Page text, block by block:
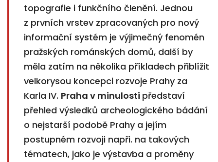
topografie i funkčního členění. Jednou
z prvních vrstev zpracovaných pro nový
informační systém je výjimečný fenomén
pražských románských domů, další by
měla zatím na několika příkladech přiblížit
velkorysou koncepci rozvoje Prahy za
Karla IV. Praha v minulosti představí
přehled výsledků archeologického bádání
o nejstarší podobě Prahy a jejím
postupném rozvoji napři. na takových
tématech, jako je výstavba a proměny